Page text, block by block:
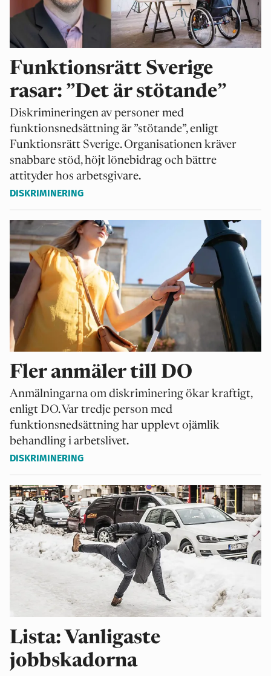
Funktionsrätt Sverige
rasar: ”Det är stötande”
Diskrimineringen av personer med
funktionsnedsättning är ”stötande”, enligt
Funktionsrätt Sverige. Organisationen kräver
snabbare stöd, höjt lönebidrag och bättre
attityder hos arbetsgivare.
DISKRIMINERING
Fler anmäler till DO
Anmälningarna om diskriminering ökar kraftigt,
enligt DO. Var tredje person med
funktionsnedsättning har upplevt ojämlik
behandling i arbetslivet.
DISKRIMINERING
Lista: Vanligaste
jobbskadorna